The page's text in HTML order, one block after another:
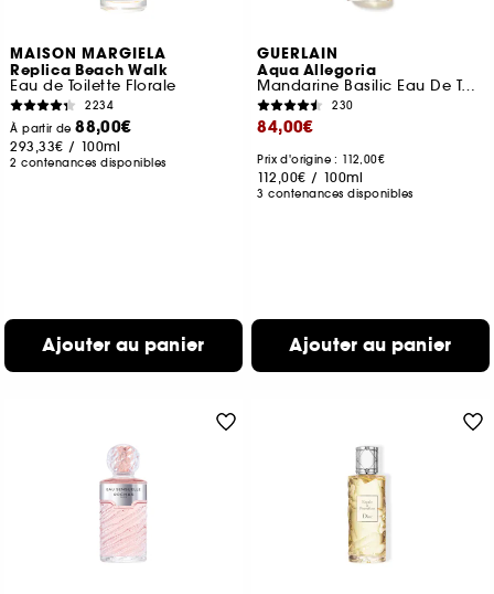
MAISON MARGIELA
Replica Beach Walk
Eau de Toilette Florale
2234
À partir de88,00€
293,33€ / 100ml
2 contenances disponibles
Ajouter au panier
GUERLAIN
Aqua Allegoria
Mandarine Basilic Eau De Toilette
230
84,00€
Prix d'origine : 112,00€
112,00€ / 100ml
3 contenances disponibles
Ajouter au panier